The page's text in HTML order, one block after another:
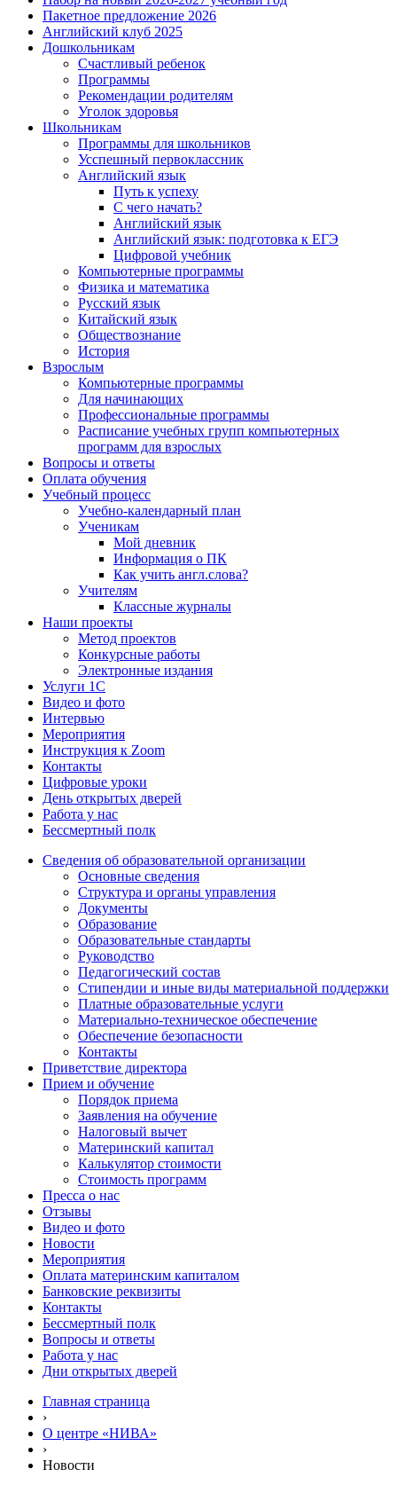
Пакетное предложение 2026
Английский клуб 2025
Дошкольникам
Счастливый ребенок
Программы
Рекомендации родителям
Уголок здоровья
Школьникам
Программы для школьников
Усспешный первоклассник
Английский язык
Путь к успеху
С чего начать?
Английский язык
Английский язык: подготовка к ЕГЭ
Цифровой учебник
Компьютерные программы
Физика и математика
Русский язык
Китайский язык
Обществознание
История
Взрослым
Компьютерные программы
Для начинающих
Профессиональные программы
Расписание учебных групп компьютерных
программ для взрослых
Вопросы и ответы
Оплата обучения
Учебный процесс
Учебно-календарный план
Ученикам
Мой дневник
Информация о ПК
Как учить англ.слова?
Учителям
Классные журналы
Наши проекты
Метод проектов
Конкурсные работы
Электронные издания
Услуги 1C
Видео и фото
Интервью
Мероприятия
Инструкция к Zoom
Контакты
Цифровые уроки
День открытых дверей
Работа у нас
Бессмертный полк
Сведения об образовательной организации
Основные сведения
Структура и органы управления
Документы
Образование
Образовательные стандарты
Руководство
Педагогический состав
Стипендии и иные виды материальной поддержки
Платные образовательные услуги
Материально-техническое обеспечение
Обеспечение безопасности
Контакты
Приветствие директора
Прием и обучение
Порядок приема
Заявления на обучение
Налоговый вычет
Материнский капитал
Калькулятор стоимости
Стоимость программ
Пресса о нас
Отзывы
Видео и фото
Новости
Мероприятия
Оплата материнским капиталом
Банковские реквизиты
Контакты
Бессмертный полк
Вопросы и ответы
Работа у нас
Дни открытых дверей
Главная страница
›
О центре «НИВА»
›
Новости